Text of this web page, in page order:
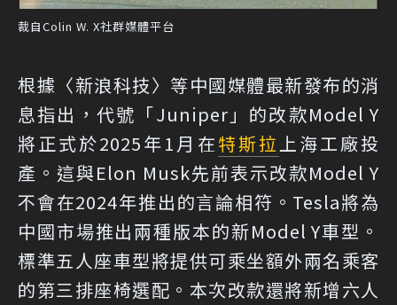
裁自Colin W. X社群媒體平台
根據 〈新浪科技〉 等中國媒體最新發布的消
息指出，代號「Juniper」的改款Model Y
將正式於2025年1月在特斯拉上海工廠投
產。這與Elon Musk先前表示改款Model Y
不會在2024年推出的言論相符。Tesla將為
中國市場推出兩種版本的新Model Y車型。
標準五人座車型將提供可乘坐額外兩名乘客
的第三排座椅選配。本次改款還將新增六人